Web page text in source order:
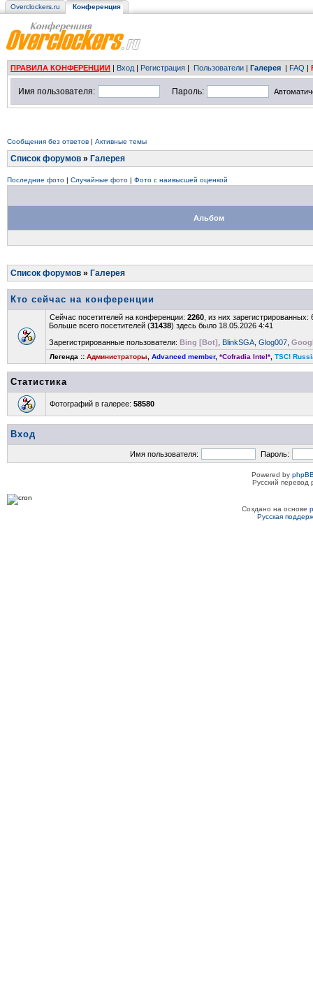
Overclockers.ru Конференция
ПРАВИЛА КОНФЕРЕНЦИИ | Вход | Регистрация | Пользователи | Галерея | FAQ |
Имя пользователя: Пароль:
Сообщения без ответов | Активные темы
Список форумов » Галерея
Последние фото | Случайные фото | Фото с наивысшей оценкой
Альбом
Список форумов » Галерея
Кто сейчас на конференции
Сейчас посетителей на конференции: 2260 , из них
Больше всего посетителей (31438) здесь было 18.05.2026 4:41
Зарегистрированные пользователи: Bing [Bot] BlinkSGA Glog007
Легенда :: Администраторы Advanced member, *Cofradia Intel* TSC!
Статистика
Фотографий в галерее: 58580
Вход
Имя пользователя: Пароль:
Powered by
Русский
Создано на основе
Русская